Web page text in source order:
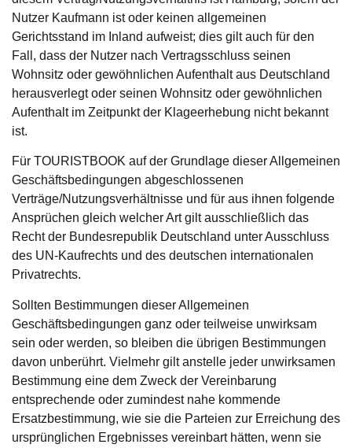
Nutzer Kaufmann ist oder keinen allgemeinen
Gerichtsstand im Inland aufweist; dies gilt auch für den
Fall, dass der Nutzer nach Vertragsschluss seinen
Wohnsitz oder gewöhnlichen Aufenthalt aus Deutschland
herausverlegt oder seinen Wohnsitz oder gewöhnlichen
Aufenthalt im Zeitpunkt der Klageerhebung nicht bekannt
ist.
Für TOURISTBOOK auf der Grundlage dieser Allgemeinen
Geschäftsbedingungen abgeschlossenen
Verträge/Nutzungsverhältnisse und für aus ihnen folgende
Ansprüchen gleich welcher Art gilt ausschließlich das
Recht der Bundesrepublik Deutschland unter Ausschluss
des UN-Kaufrechts und des deutschen internationalen
Privatrechts.
Sollten Bestimmungen dieser Allgemeinen
Geschäftsbedingungen ganz oder teilweise unwirksam
sein oder werden, so bleiben die übrigen Bestimmungen
davon unberührt. Vielmehr gilt anstelle jeder unwirksamen
Bestimmung eine dem Zweck der Vereinbarung
entsprechende oder zumindest nahe kommende
Ersatzbestimmung, wie sie die Parteien zur Erreichung des
ursprünglichen Ergebnisses vereinbart hätten, wenn sie